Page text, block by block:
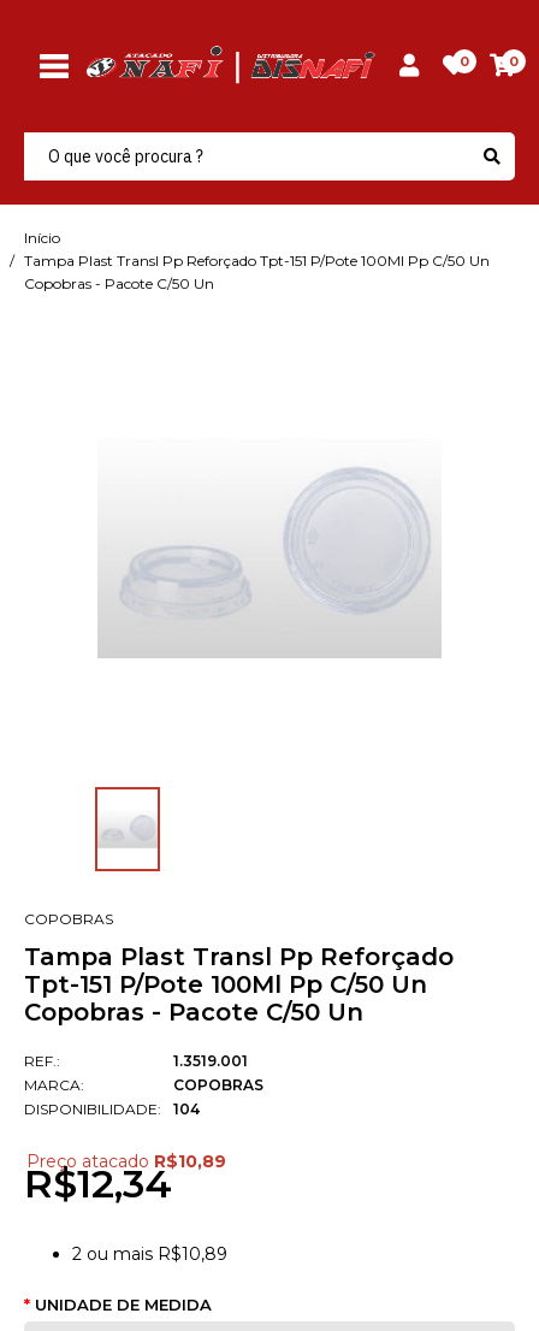
0 0
Início
Tampa Plast Transl Pp Reforçado Tpt-151 P/Pote 100Ml Pp C/50 Un
Copobras - Pacote C/50 Un
COPOBRAS
Tampa Plast Transl Pp Reforçado
Tpt-151 P/Pote 100Ml Pp C/50 Un
Copobras - Pacote C/50 Un
REF.:
MARCA:
DISPONIBILIDADE:
1.3519.001
COPOBRAS
104
Preço atacado R$10,89
R$12,34
2 ou mais R$10,89
UNIDADE DE MEDIDA